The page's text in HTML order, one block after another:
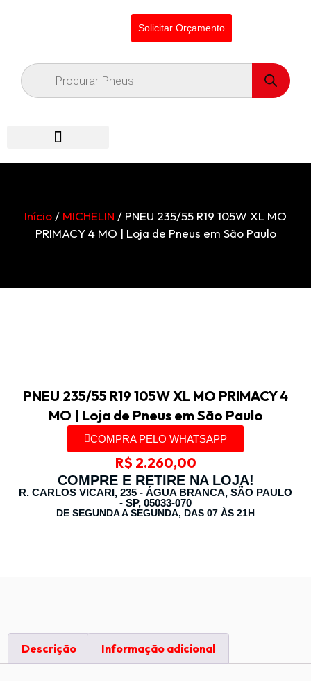
Solicitar Orçamento
Início / MICHELIN / PNEU 235/55 R19 105W XL MO
PRIMACY 4 MO | Loja de Pneus em São Paulo
PNEU 235/55 R19 105W XL MO PRIMACY 4
MO | Loja de Pneus em São Paulo
COMPRA PELO WHATSAPP
R$ 2.260,00
COMPRE E RETIRE NA LOJA!
R. CARLOS VICARI, 235 - ÁGUA BRANCA, SÃO PAULO
- SP, 05033-070
DE SEGUNDA A SEGUNDA, DAS 07 ÀS 21H
Descrição Informação adicional